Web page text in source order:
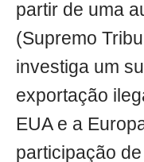
partir de uma
(Supremo
investiga um
exportação
EUA e a
participação